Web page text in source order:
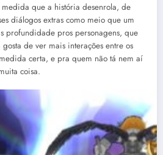
que a história desenrola, de
diálogos extras como meio que um
profundidade pros personagens, que
de ver mais interações entre os
certa, e pra quem não tá nem aí
coisa.